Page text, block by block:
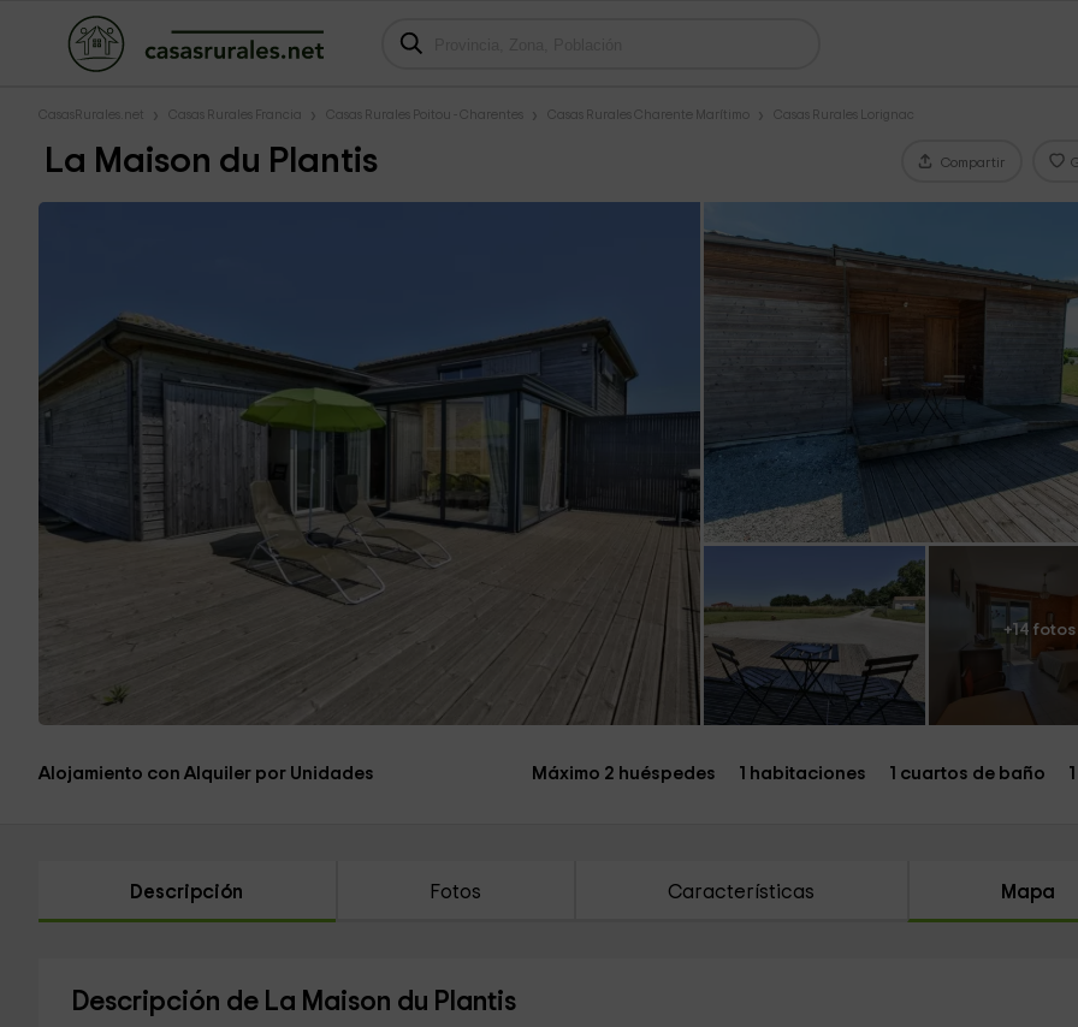
CasasRurales.net Casas Rurales Francia Casas Rurales Poitou - Charentes Casas Rurales Charente Marítimo Casas Rurales Lorignac
La Maison du Plantis Compartir
+14 fotos
Alojamiento con Alquiler por Unidades Máximo 2 huéspedes 1 habitaciones 1 cuartos de baño
Descripción Fotos Características Mapa
Descripción de La Maison du Plantis